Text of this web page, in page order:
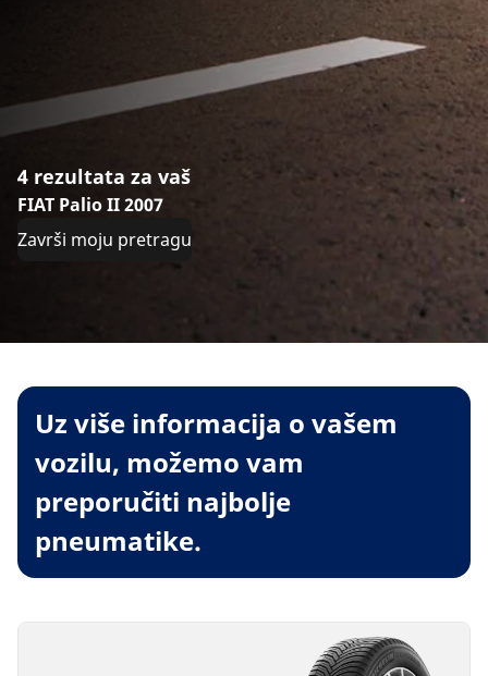
4 rezultata za vaš
FIAT Palio II 2007
Završi moju pretragu
Uz više informacija o vašem
vozilu, možemo vam
preporučiti najbolje
pneumatike.